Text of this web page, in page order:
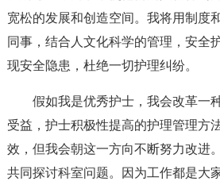
宽松的发展和创造空间。我将用制度
同事，结合人文化科学的管理，安全
现安全隐患，杜绝一切护理纠纷。
假如我是优秀护士，我会改革一
受益，护士积极性提高的护理管理方
效，但我会朝这一方向不断努力改进
共同探讨科室问题。因为工作都是大